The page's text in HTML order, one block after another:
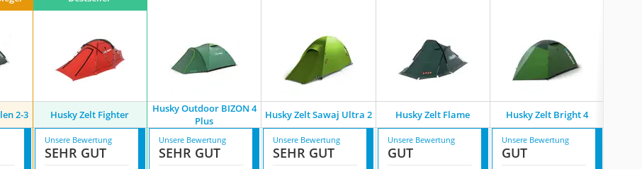
2-3 Husky Zelt Fighter
Husky Outdoor BIZON 4
Plus
Husky Zelt Sawaj Ultra 2 Husky Zelt Flame Husky Zelt Bright 4
Unsere Bewertung
SEHR GUT
Unsere Bewertung
SEHR GUT
Unsere Bewertung
SEHR GUT
Unsere Bewertung
GUT
Unsere Bewertung
GUT